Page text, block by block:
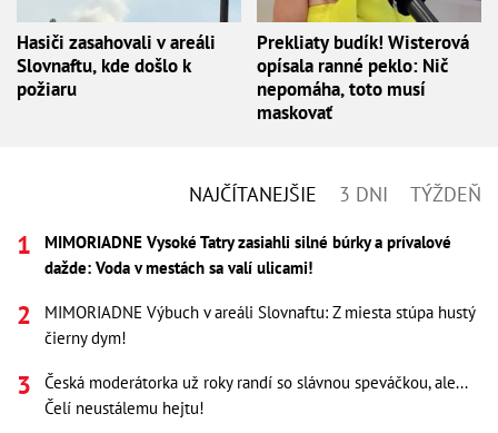
Hasiči zasahovali v areáli
Slovnaftu, kde došlo k
požiaru
Prekliaty budík! Wisterová
opísala ranné peklo: Nič
nepomáha, toto musí
maskovať
NAJČÍTANEJŠIE 3 DNI TÝŽDEŇ
MIMORIADNE Vysoké Tatry zasiahli silné búrky a prívalové
dažde: Voda v mestách sa valí ulicami!
MIMORIADNE Výbuch v areáli Slovnaftu: Z miesta stúpa hustý
čierny dym!
Česká moderátorka už roky randí so slávnou speváčkou, ale...
Čelí neustálemu hejtu!